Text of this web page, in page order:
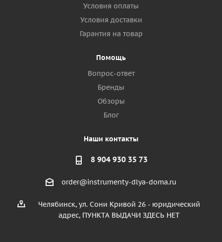
Условия оплаты
Условия доставки
Гарантия на товар
Помощь
Вопрос-ответ
Бренды
Обзоры
Блог
Наши контакты
8 904 930 35 73
order@instrumenty-dlya-doma.ru
Челябинск, ул. Сони Кривой 26 - юридический
адрес, ПУНКТА ВЫДАЧИ ЗДЕСЬ НЕТ